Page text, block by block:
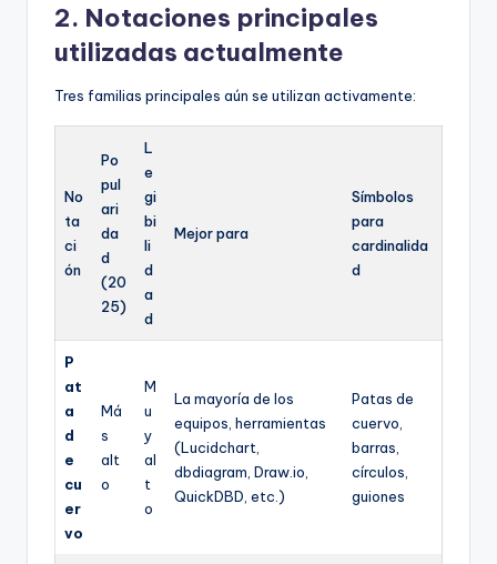
2. Notaciones principales
utilizadas actualmente
Tres familias principales aún se utilizan activamente:
No
ta
ci
ón
Po
pul
ari
da
d
(20
25)
L
e
gi
bi
li
d
a
d
Mejor para
Símbolos
para
cardinalida
d
P
at
a
d
e
cu
er
vo
Má
s
alt
o
M
u
y
al
t
o
La mayoría de los
equipos, herramientas
(Lucidchart,
dbdiagram, Draw.io,
QuickDBD, etc.)
Patas de
cuervo,
barras,
círculos,
guiones